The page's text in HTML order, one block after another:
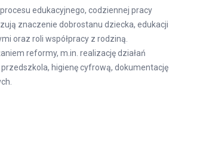
edukacyjnego, codziennej pracy
znaczenie dobrostanu dziecka, edukacji
oraz roli współpracy z rodziną.
reformy, m.in. realizację działań
higienę cyfrową, dokumentację